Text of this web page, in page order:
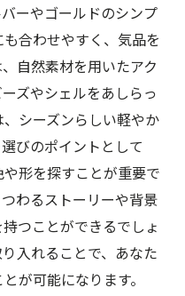
見つける
ッションを楽しむ
ディネートの工夫
印象をアップ
コーデに挑戦する方
で最新トレンドをチ
トのアドバイスを活
ーやゴールドのシンプ
合わせやすく、気品を
自然素材を用いたアク
ズやシェルをあしらっ
シーズンらしい軽やか
びのポイントとして
形を探すことが重要で
わるストーリーや背景
つことができるでしょ
入れることで、あなた
が可能になります。